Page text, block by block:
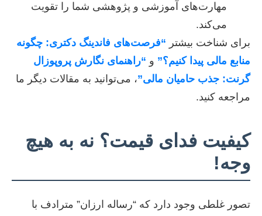
مهارت‌های آموزشی و پژوهشی شما را تقویت
می‌کند.
برای شناخت بیشتر “فرصت‌های فاندینگ دکتری: چگونه
منابع مالی پیدا کنیم؟” و “راهنمای نگارش پروپوزال
گرنت: جذب حامیان مالی”، می‌توانید به مقالات دیگر ما
مراجعه کنید.
کیفیت فدای قیمت؟ نه به هیچ
وجه!
تصور غلطی وجود دارد که “رساله ارزان” مترادف با